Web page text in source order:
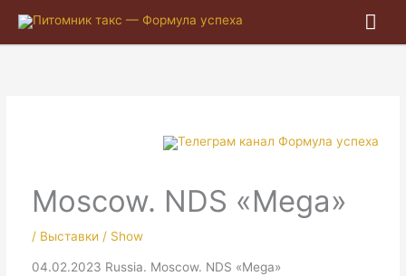
Moscow. NDS «Mega»
/ Выставки / Show
04.02.2023 Russia. Moscow. NDS «Mega»